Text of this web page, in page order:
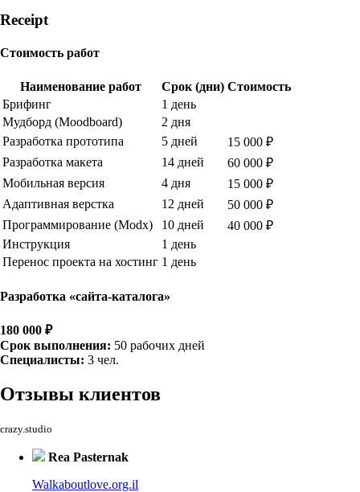
Receipt
Стоимость работ
Наименование работ Срок (дни) Стоимость
Брифинг
1 день
Мудборд (Moodboard)
2 дня
Разработка прототипа
5 дней
15 000 ₽
Разработка макета
14 дней
60 000 ₽
Мобильная версия
4 дня
15 000 ₽
Адаптивная верстка
12 дней
50 000 ₽
Программирование (Modx)
10 дней
40 000 ₽
Инструкция
1 день
Перенос проекта на хостинг 1 день
Разработка «сайта-каталога»
180 000 ₽
Срок выполнения: 50 рабочих дней
Специалисты: 3 чел.
Отзывы клиентов
crazy.studio
Rea Pasternak
Walkaboutlove.org.il